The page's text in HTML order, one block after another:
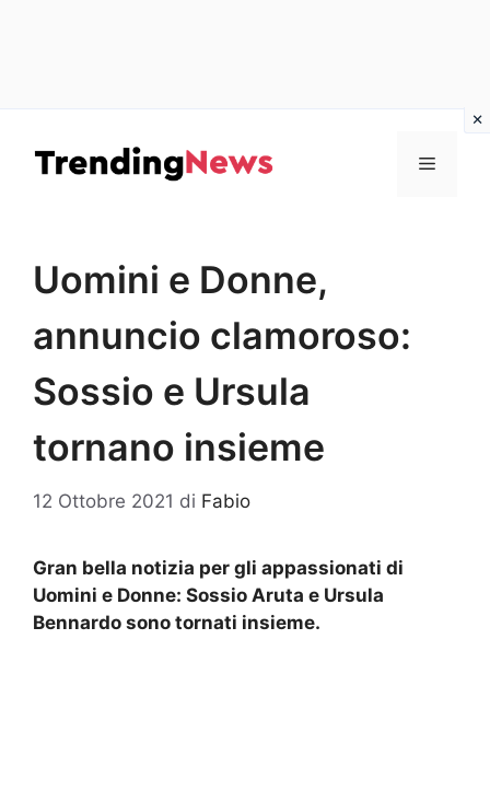
contenuto
Menu
Uomini e Donne,
annuncio clamoroso:
Sossio e Ursula
tornano insieme
12 Ottobre 2021 di Fabio
Gran bella notizia per gli appassionati di
Uomini e Donne: Sossio Aruta e Ursula
Bennardo sono tornati insieme.